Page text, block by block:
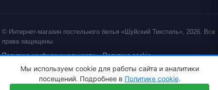
© Интернет-магазин постельного белья «Шуйский Текстиль», 2026. Все
права защищены.
Политика конфиденциальности
Политика cookie
ID: crt cst ·Мы используем cookie для работы сайта и аналитики
посещений. Подробнее в Политике cookie.